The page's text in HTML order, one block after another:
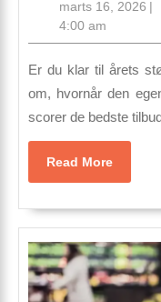
Din
til
og
marts 16, 2026 |
4:00 am
Er du klar til årets største udsalgsfest – men er du i tvivl
om, hvornår den
scorer de bedste
Read MoreRead
More